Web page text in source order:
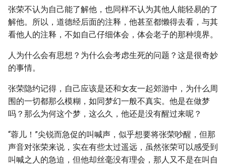
张荣不认为自己能了解他，也同样不认为其他人能轻易的了
解他。所以，道德经后面的注释，他甚至都懒得去看，与其
看他人的注释，不如自己仔细体会，体会老子的那种境界。
人为什么会有思想？为什么会考虑生死的问题？这是很奇妙
的事情。
张荣隐约记得，自己应该是还和女友一起郊游中，为什么周
围的一切都那么模糊，如同梦幻一般不真实。他是在做梦
吗？那么为何这个梦，这么久，他还是没有醒过来呢？
“蓉儿！”尖锐而急促的叫喊声，似乎想要将张荣吵醒，但那
声音对张荣来说，实在有些太过遥远，虽然张荣可以感受到
叫喊之人的急迫，但他却丝毫没有理会，那人又不是在叫自